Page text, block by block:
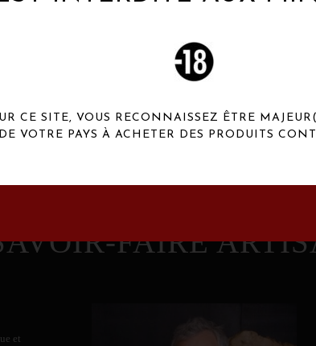
FAIRE
et
CE SITE, VOUS RECONNAISSEZ ÊTRE
VOTRE PAYS À ACHETER DES PRODUITS